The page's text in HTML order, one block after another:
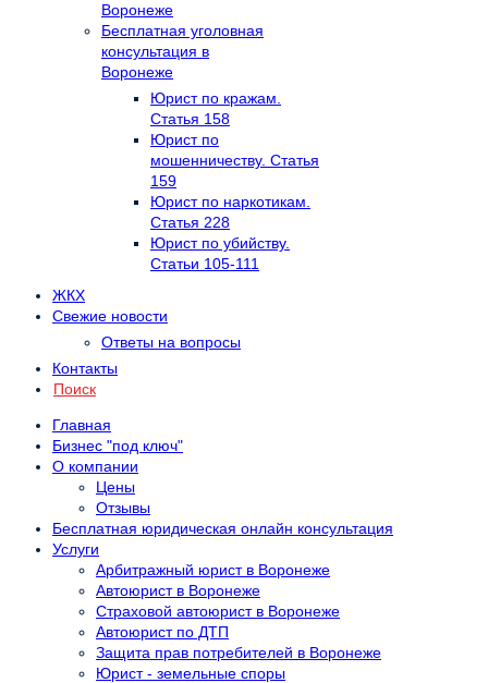
Воронеже
Бесплатная уголовная
консультация в
Воронеже
Юрист по кражам.
Статья 158
Юрист по
мошенничеству. Статья
159
Юрист по наркотикам.
Статья 228
Юрист по убийству.
Статьи 105-111
ЖКХ
Свежие новости
Ответы на вопросы
Контакты
Поиск
Главная
Бизнес "под ключ"
О компании
Цены
Отзывы
Бесплатная юридическая онлайн консультация
Услуги
Арбитражный юрист в Воронеже
Автоюрист в Воронеже
Страховой автоюрист в Воронеже
Автоюрист по ДТП
Защита прав потребителей в Воронеже
Юрист - земельные споры